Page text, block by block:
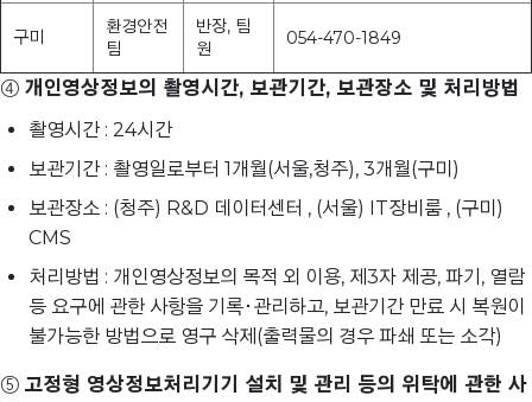
구미
환경안전
팀
반장, 팀
원
054-470-1849
④ 개인영상정보의 촬영시간, 보관기간, 보관장소 및 처리방법
촬영시간 : 24시간
보관기간 : 촬영일로부터 1개월(서울,청주), 3개월(구미)
보관장소 : (청주) R&D 데이터센터 , (서울) IT장비룸 , (구미)
CMS
처리방법 : 개인영상정보의 목적 외 이용, 제3자 제공, 파기, 열람
등 요구에 관한 사항을 기록･관리하고, 보관기간 만료 시 복원이
불가능한 방법으로 영구 삭제(출력물의 경우 파쇄 또는 소각)
⑤ 고정형 영상정보처리기기 설치 및 관리 등의 위탁에 관한 사